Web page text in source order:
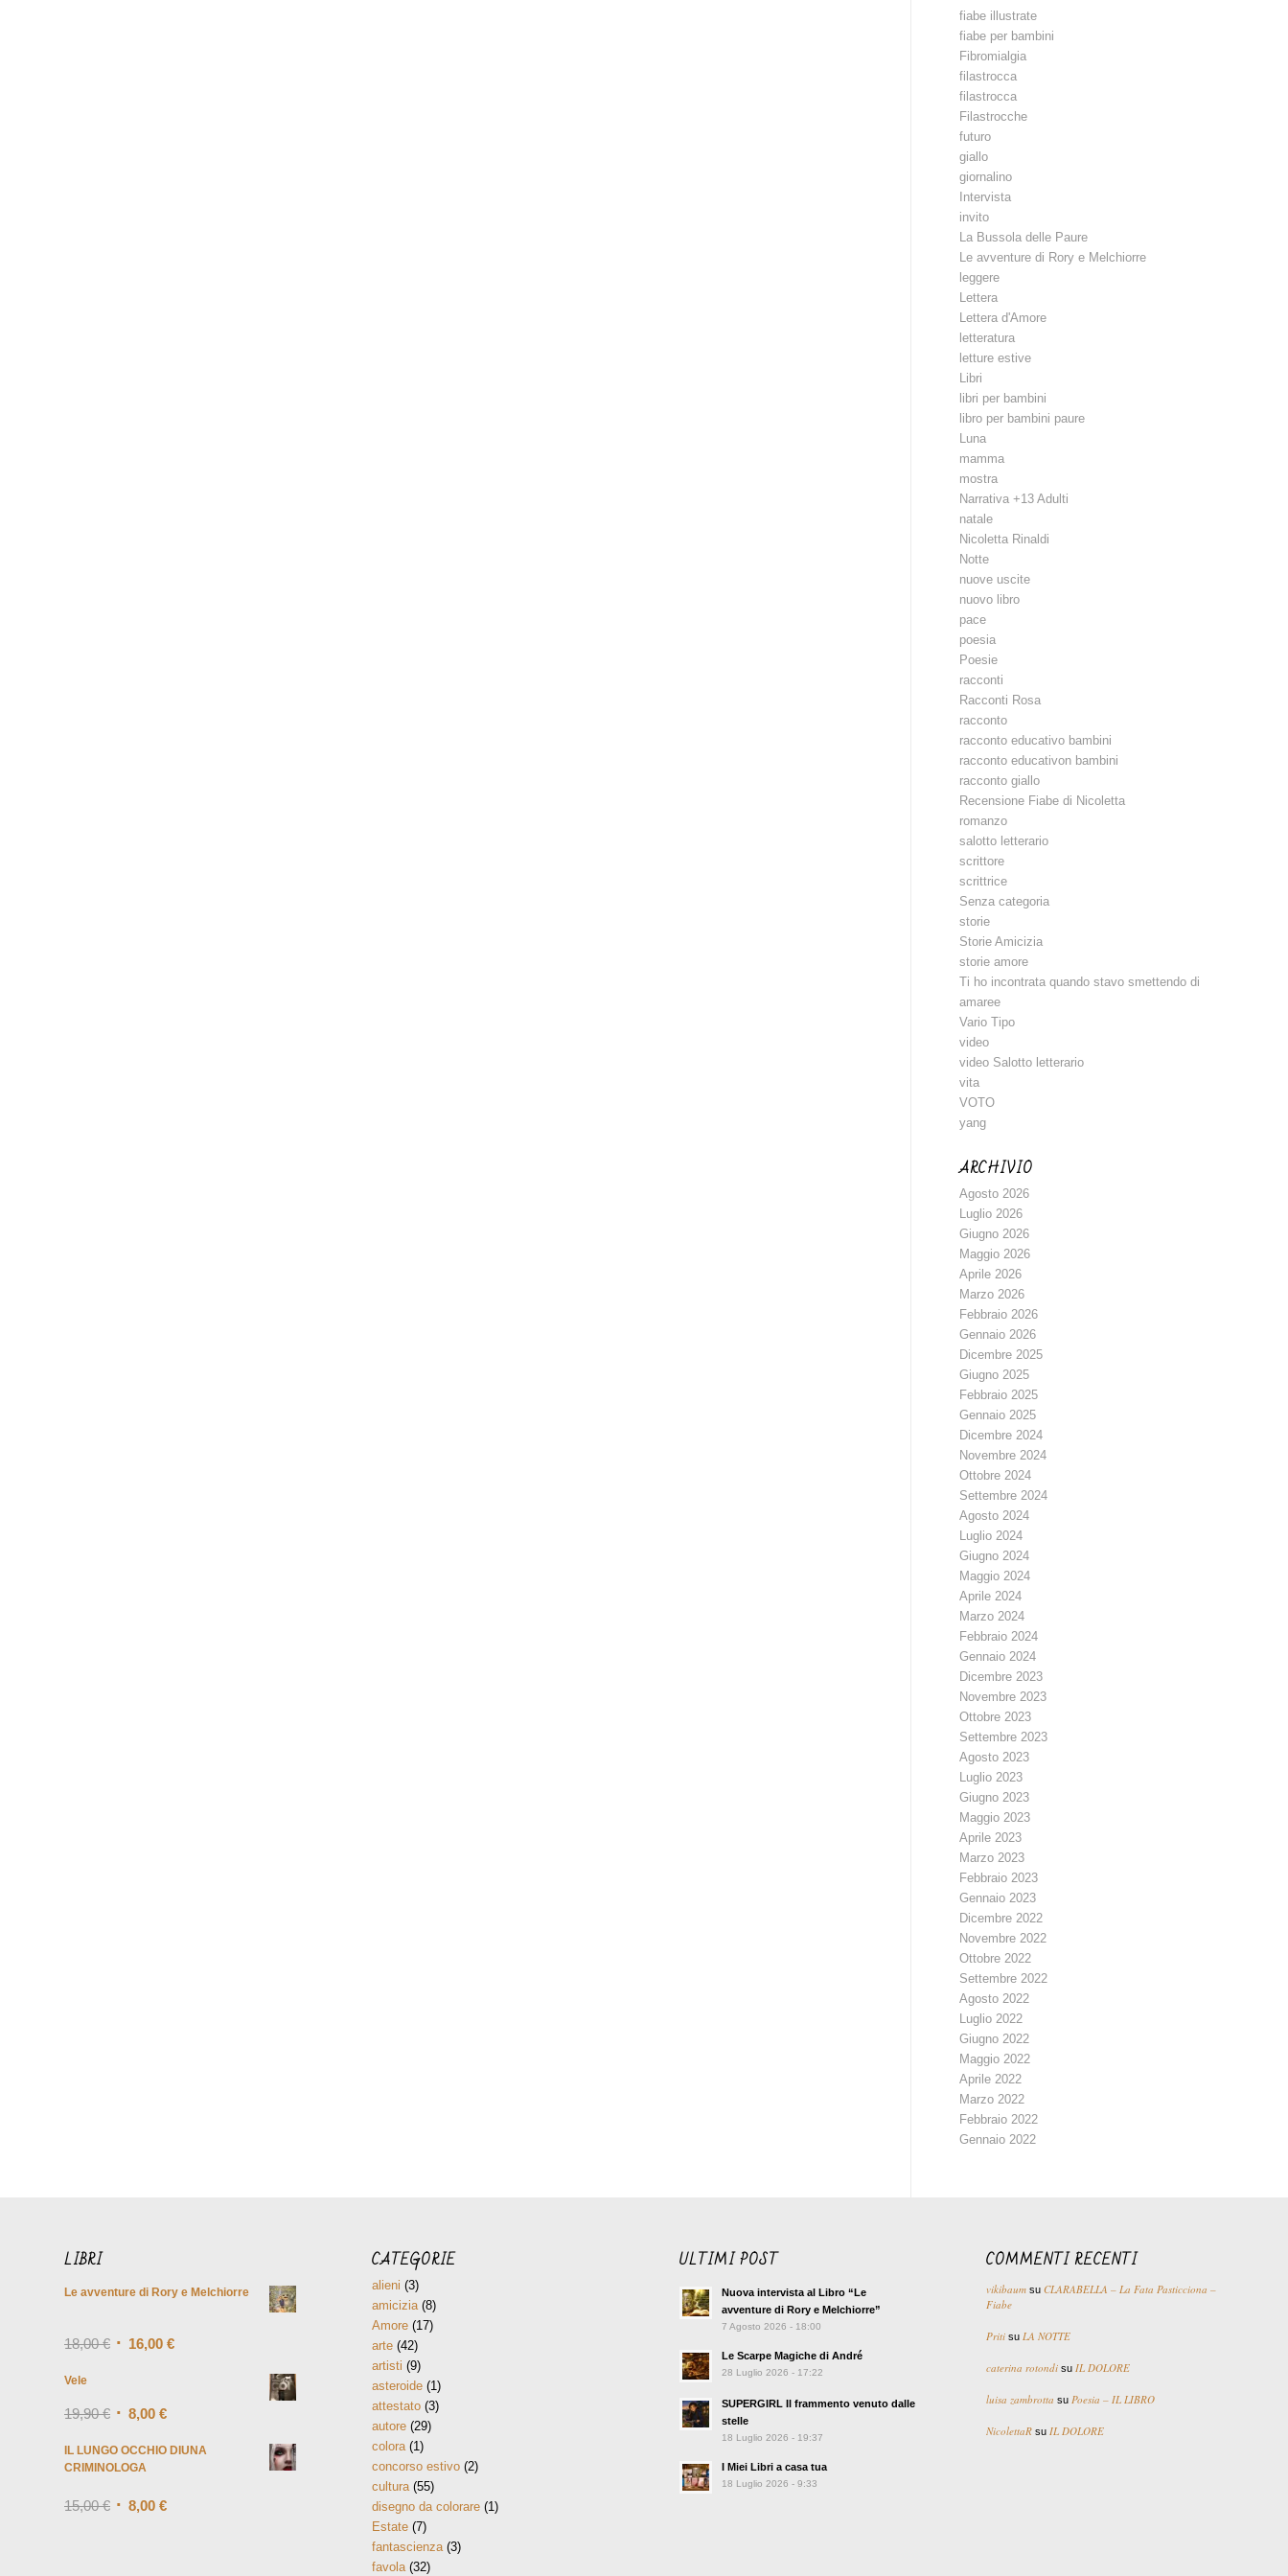
fiabe illustrate
fiabe per bambini
Fibromialgia
filastrocca
filastrocca
Filastrocche
futuro
giallo
giornalino
Intervista
invito
La Bussola delle Paure
Le avventure di Rory e Melchiorre
leggere
Lettera
Lettera d'Amore
letteratura
letture estive
Libri
libri per bambini
libro per bambini paure
Luna
mamma
mostra
Narrativa +13 Adulti
natale
Nicoletta Rinaldi
Notte
nuove uscite
nuovo libro
pace
poesia
Poesie
racconti
Racconti Rosa
racconto
racconto educativo bambini
racconto educativon bambini
racconto giallo
Recensione Fiabe di Nicoletta
romanzo
salotto letterario
scrittore
scrittrice
Senza categoria
storie
Storie Amicizia
storie amore
Ti ho incontrata quando stavo smettendo di
amaree
Vario Tipo
video
video Salotto letterario
vita
VOTO
yang
ARCHIVIO
Agosto 2026
Luglio 2026
Giugno 2026
Maggio 2026
Aprile 2026
Marzo 2026
Febbraio 2026
Gennaio 2026
Dicembre 2025
Giugno 2025
Febbraio 2025
Gennaio 2025
Dicembre 2024
Novembre 2024
Ottobre 2024
Settembre 2024
Agosto 2024
Luglio 2024
Giugno 2024
Maggio 2024
Aprile 2024
Marzo 2024
Febbraio 2024
Gennaio 2024
Dicembre 2023
Novembre 2023
Ottobre 2023
Settembre 2023
Agosto 2023
Luglio 2023
Giugno 2023
Maggio 2023
Aprile 2023
Marzo 2023
Febbraio 2023
Gennaio 2023
Dicembre 2022
Novembre 2022
Ottobre 2022
Settembre 2022
Agosto 2022
Luglio 2022
Giugno 2022
Maggio 2022
Aprile 2022
Marzo 2022
Febbraio 2022
Gennaio 2022
LIBRI
Le avventure di Rory e Melchiorre
Valutato5.00
su
18,00€ 16,00 €
Vele
19,90€ 8,00 €
IL LUNGO OCCHIO DIUNA
CRIMINOLOGA
Valutato4.00
15,00€ 8,00 €
CATEGORIE
alieni (3)
amicizia(8)
Amore(17)
arte(42)
artisti (9)
asteroide(1)
attestato(3)
autore(29)
colora(1)
concorso estivo(2)
cultura(55)
disegno da colorare(1)
Estate(7)
fantascienza(3)
favola(32)
ULTIMI POST
Nuova intervista al Libro “Le
avventure di Rory e Melchiorre”
7 Agosto 2026 - 18:00
Le Scarpe Magiche di André
28 Luglio 2026 - 17:22
SUPERGIRL Il frammento venuto dalle
stelle
18 Luglio 2026 - 19:37
I Miei Libri a casa tua
18 Luglio 2026 - 9:33
COMMENTI RECENTI
vikibaumsu CLARABELLA – La Fata Pasticciona –
Fiabe
Pritisu LA NOTTE
caterina rotondisu IL DOLORE
luisa zambrotta su Poesia – IL LIBRO
NicolettaRsu IL DOLORE